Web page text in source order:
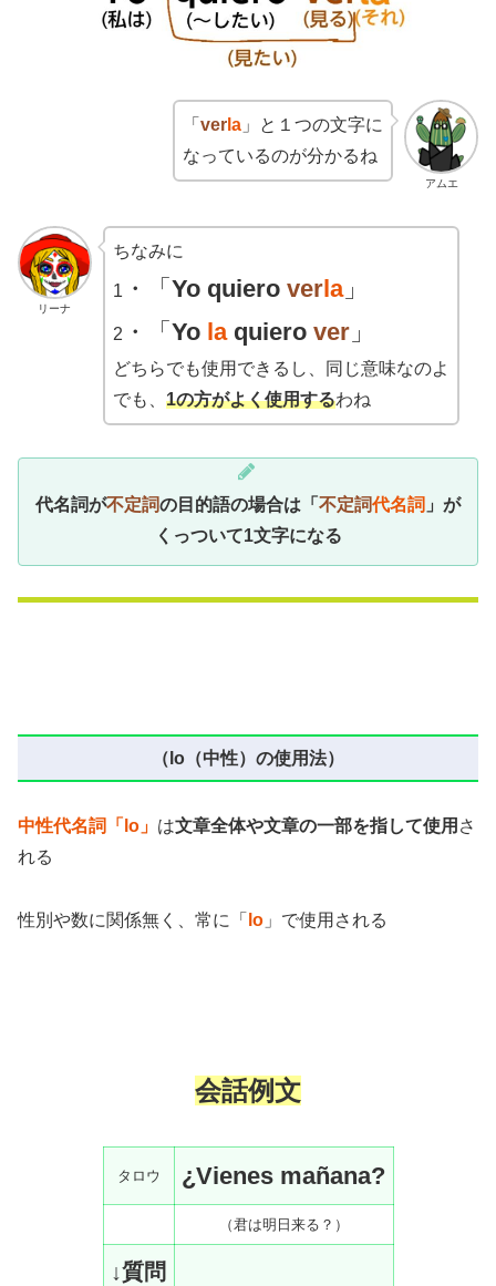
アムエ
「ver la 」と１つの文字に
なっているのが分かるね
リーナ
ちなみに
1 ・「 Yo quiero verla」
2 ・「 Yo laquiero ver」
どちらでも使用できるし、同じ意味なのよ
でも、 1の方がよく使用するわね
代名詞が不定詞の目的語の場合は「 不定詞代名詞 」が
くっついて1文字になる
（lo（中性）の使用法）
中性代名詞「lo」 は文章全体や文章の一部を指して使用 さ
れる
性別や数に関係無く、常に「 lo 」で使用される
会話例文
タロウ ¿Vienes mañana?
（君は明日来る？）
↓質問